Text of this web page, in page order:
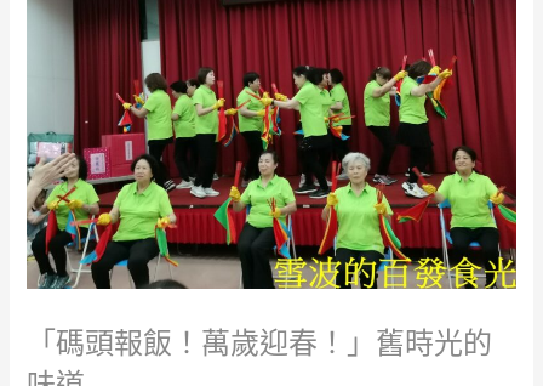
「碼頭報飯！萬歲迎春！」舊時光的